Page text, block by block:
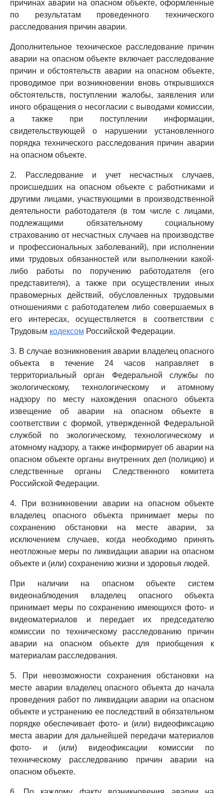
причинах аварии на опасном объекте, оформленные
по результатам проведенного технического
расследования причин аварии.
Дополнительное техническое расследование причин
аварии на опасном объекте включает расследование
причин и обстоятельств аварии на опасном объекте,
проводимое при возникновении вновь открывшихся
обстоятельств, поступлении жалобы, заявления или
иного обращения о несогласии с выводами комиссии,
а также при поступлении информации,
свидетельствующей о нарушении установленного
порядка технического расследования причин аварии
на опасном объекте.
2. Расследование и учет несчастных случаев,
происшедших на опасном объекте с работниками и
другими лицами, участвующими в производственной
деятельности работодателя (в том числе с лицами,
подлежащими обязательному социальному
страхованию от несчастных случаев на производстве
и профессиональных заболеваний), при исполнении
ими трудовых обязанностей или выполнении какой-
либо работы по поручению работодателя (его
представителя), а также при осуществлении иных
правомерных действий, обусловленных трудовыми
отношениями с работодателем либо совершаемых в
его интересах, осуществляется в соответствии с
Трудовым кодексом Российской Федерации.
3. В случае возникновения аварии владелец опасного
объекта в течение 24 часов направляет в
территориальный орган Федеральной службы по
экологическому, технологическому и атомному
надзору по месту нахождения опасного объекта
извещение об аварии на опасном объекте в
соответствии с формой, утвержденной Федеральной
службой по экологическому, технологическому и
атомному надзору, а также информирует об аварии на
опасном объекте органы внутренних дел (полицию) и
следственные органы Следственного комитета
Российской Федерации.
4. При возникновении аварии на опасном объекте
владелец опасного объекта принимает меры по
сохранению обстановки на месте аварии, за
исключением случаев, когда необходимо принять
неотложные меры по ликвидации аварии на опасном
объекте и (или) сохранению жизни и здоровья людей.
При наличии на опасном объекте систем
видеонаблюдения владелец опасного объекта
принимает меры по сохранению имеющихся фото- и
видеоматериалов и передает их председателю
комиссии по техническому расследованию причин
аварии на опасном объекте для приобщения к
материалам расследования.
5. При невозможности сохранения обстановки на
месте аварии владелец опасного объекта до начала
проведения работ по ликвидации аварии на опасном
объекте и устранению ее последствий в обязательном
порядке обеспечивает фото- и (или) видеофиксацию
места аварии для дальнейшей передачи материалов
фото- и (или) видеофиксации комиссии по
техническому расследованию причин аварии на
опасном объекте.